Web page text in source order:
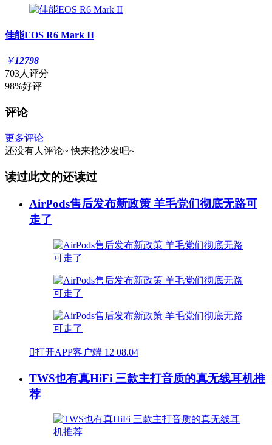
佳能EOS R6 Mark II
￥12798
703人评分
98%好评
评论
更多评论
还没有人评论~ 快来抢沙发吧~
读过此文的还读过
AirPods售后发布新政策 羊毛党们彻底无路可
走了
打开APP客户端 12 08.04
TWS也有真HiFi 三款主打音质的真无线耳机推
荐